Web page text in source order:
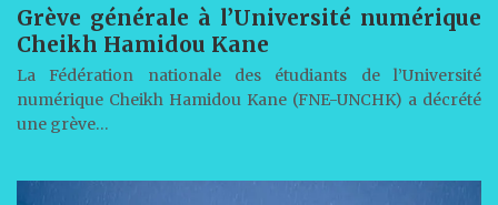
Grève générale à l’Université numérique
Cheikh Hamidou Kane
La Fédération nationale des étudiants de l’Université
numérique Cheikh Hamidou Kane (FNE-UNCHK) a décrété
une grève…